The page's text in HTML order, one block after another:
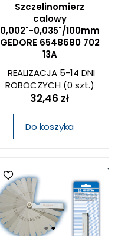
Szczelinomierz
calowy
0,002"-0,035"/100mm
GEDORE 6548680 702
13A
REALIZACJA 5-14 DNI
ROBOCZYCH(0 szt.)
32,46 zł
Do koszyka